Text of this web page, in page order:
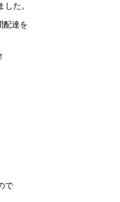
た。
配達を
で